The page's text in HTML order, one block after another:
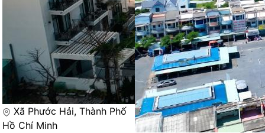
Xã Phước Hải, Thành Phố
Hồ Chí Minh